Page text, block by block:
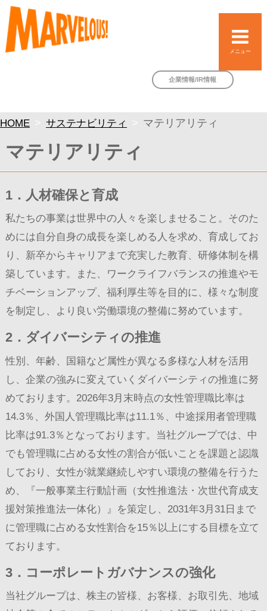
メニュー
企業情報/IR情報
HOME サステナビリティ マテリアリティ
マテリアリティ
1．人材確保と育成
私たちの事業は世界中の人々を楽しませること。そのた
めには自分自身の成長を楽しめる人を求め、育成してお
り、新卒からキャリアまで充実した教育、研修体制を構
築しています。また、ワークライフバランスの推進やモ
チベーションアップ、福利厚生等を目的に、様々な制度
を制定し、より良い労働環境の整備に努めています。
2．ダイバーシティの推進
性別、年齢、国籍など属性が異なる多様な人材を活用
し、企業の強みに変えていくダイバーシティの推進に努
めております。2026年3月末時点の女性管理職比率は
14.3％、外国人管理職比率は11.1％、中途採用者管理職
比率は91.3％となっております。当社グループでは、中
でも管理職に占める女性の割合が低いことを課題と認識
しており、女性が就業継続しやすい環境の整備を行うた
め、『一般事業主行動計画（女性推進法・次世代育成支
援対策推進法一体化）』を策定し、2031年3月31日まで
に管理職に占める女性割合を15％以上にする目標を立て
ております。
3．コーポレートガバナンスの強化
当社グループは、株主の皆様、お客様、お取引先、地域